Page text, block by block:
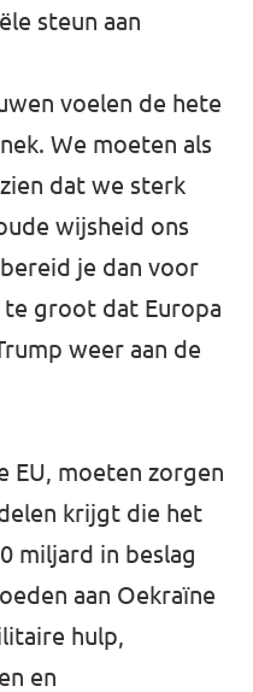
steun aan
voelen de hete
We moeten als
dat we sterk
wijsheid ons
je dan voor
groot dat Europa
weer aan de
EU, moeten zorgen
krijgt die het
miljard in beslag
aan Oekraïne
hulp,
en